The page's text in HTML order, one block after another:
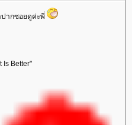
ปากซอยดูค่ะพี่
Is Better"